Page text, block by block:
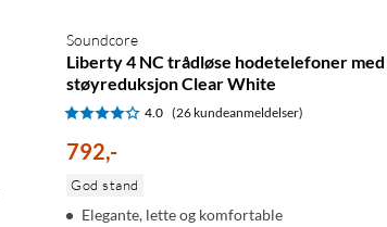
Soundcore
Liberty 4 NC trådløse hodetelefoner med
støyreduksjon Clear White
4.0 (26 kundeanmeldelser)
792,-
God stand
Elegante, lette og komfortable